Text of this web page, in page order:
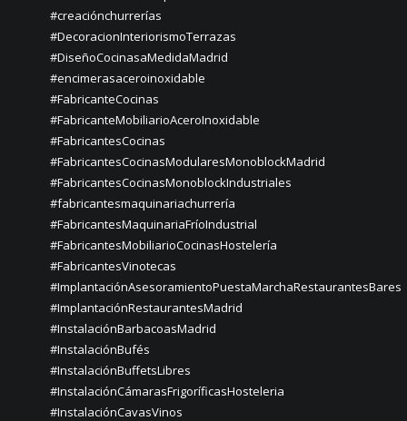
#creaciónchurrerías
#DecoracionInteriorismoTerrazas
#DiseñoCocinasaMedidaMadrid
#encimerasaceroinoxidable
#FabricanteCocinas
#FabricanteMobiliarioAceroInoxidable
#FabricantesCocinas
#FabricantesCocinasModularesMonoblockMadrid
#FabricantesCocinasMonoblockIndustriales
#fabricantesmaquinariachurrería
#FabricantesMaquinariaFríoIndustrial
#FabricantesMobiliarioCocinasHostelería
#FabricantesVinotecas
#ImplantaciónAsesoramientoPuestaMarchaRestaurantesBares
#ImplantaciónRestaurantesMadrid
#InstalaciónBarbacoasMadrid
#InstalaciónBufés
#InstalaciónBuffetsLibres
#InstalaciónCámarasFrigoríficasHosteleria
#InstalaciónCavasVinos